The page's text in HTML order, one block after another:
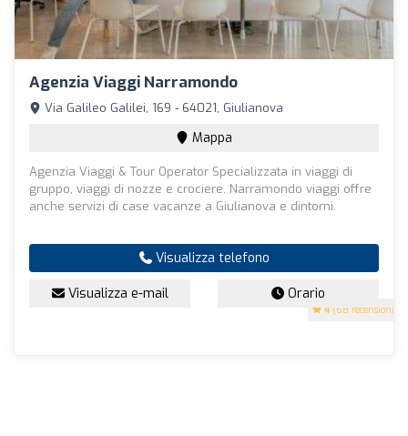
Agenzia Viaggi Narramondo
4 (68 recensioni)
Via Galileo Galilei, 169 - 64021, Giulianova
Mappa
Agenzia Viaggi & Tour Operator Specializzata in viaggi di
gruppo, viaggi di nozze e crociere. Narramondo viaggi offre
anche servizi di case vacanze a Giulianova e dintorni.
Visualizza telefono
Visualizza e-mail Orario